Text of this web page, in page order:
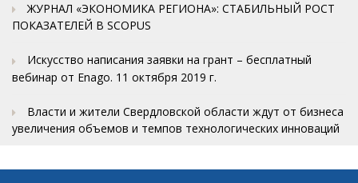
ЖУРНАЛ «ЭКОНОМИКА РЕГИОНА»: СТАБИЛЬНЫЙ РОСТ
ПОКАЗАТЕЛЕЙ В SCOPUS
Искусство написания заявки на грант – бесплатный
вебинар от Enago. 11 октября 2019 г.
Власти и жители Свердловской области ждут от бизнеса
увеличения объемов и темпов технологических инноваций